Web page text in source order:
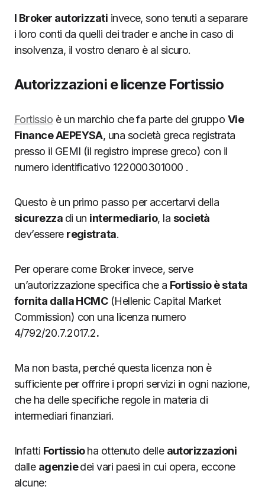
I Broker autorizzati invece, sono tenuti a separare
i loro conti da quelli dei trader e anche in caso di
insolvenza, il vostro denaro è al sicuro.
Autorizzazioni e licenze Fortissio
Fortissio è un marchio che fa parte del gruppo Vie
Finance AEPEYSA, una società greca registrata
presso il GEMI (il registro imprese greco) con il
numero identificativo 122000301000 .
Questo è un primo passo per accertarvi della
sicurezza di un intermediario, la società
dev’essere registrata.
Per operare come Broker invece, serve
un’autorizzazione specifica che a Fortissio è stata
fornita dalla HCMC(Hellenic Capital Market
Commission) con una licenza numero
4/792/20.7.2017.2.
Ma non basta, perché questa licenza non è
sufficiente per offrire i propri servizi in ogni nazione,
che ha delle specifiche regole in materia di
intermediari finanziari.
Infatti Fortissioha ottenuto delle autorizzazioni
dalle agenziedei vari paesi in cui opera, eccone
alcune: